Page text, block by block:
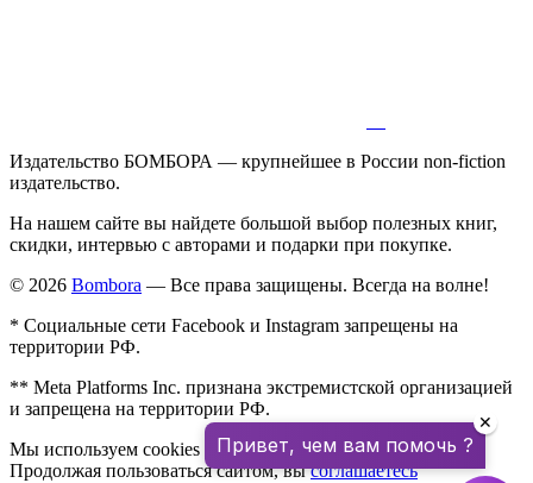
Издательство БОМБОРА — крупнейшее в России non-fiction
издательство.
На нашем сайте вы найдете большой выбор полезных книг,
скидки, интервью с авторами и подарки при покупке.
© 2026 Bombora — Все права защищены. Всегда на волне!
* Социальные сети Facebook и Instagram запрещены на
территории РФ.
** Meta Platforms Inc. признана экстремистской организацией
и запрещена на территории РФ.
Мы используем cookies для улучшения работы сайта.
Продолжая пользоваться сайтом, высоглашаетесь
Привет, чем вам помочь ?
✕